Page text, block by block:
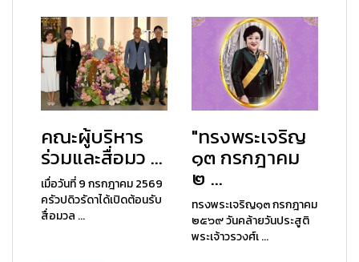
คณะผู้บริหาร
ร่วมและสื่อมว ...
เมื่อวันที่ 9 กรกฎาคม 2569
ครัวปดิวรัดาได้เปิดต้อนรับ
สื่อมวล ...
"ทรงพระเจริญ
๑๓ กรกฎาคม
๒ ...
ทรงพระเจริญ๑๓ กรกฎาคม
๒๕๖๙ วันคล้ายวันประสูติ
พระเจ้าวรวงศ์เ ...